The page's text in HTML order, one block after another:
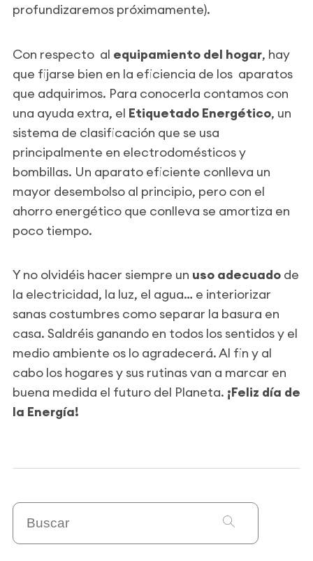
profundizaremos próximamente).
Con respecto al equipamiento del hogar, hay
que fijarse bien en la eficiencia de los aparatos
que adquirimos. Para conocerla contamos con
una ayuda extra, el Etiquetado Energético, un
sistema de clasificación que se usa
principalmente en electrodomésticos y
bombillas. Un aparato eficiente conlleva un
mayor desembolso al principio, pero con el
ahorro energético que conlleva se amortiza en
poco tiempo.
Y no olvidéis hacer siempre un uso adecuado de
la electricidad, la luz, el agua… e interiorizar
sanas costumbres como separar la basura en
casa. Saldréis ganando en todos los sentidos y el
medio ambiente os lo agradecerá. Al fin y al
cabo los hogares y sus rutinas van a marcar en
buena medida el futuro del Planeta. ¡Feliz día de
la Energía!